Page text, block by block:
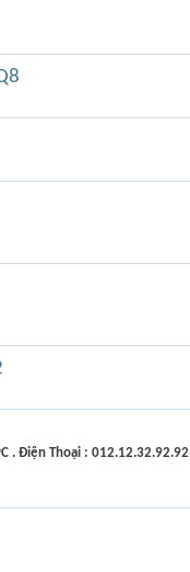
. Điện Thoại : 012.12.32.92.92